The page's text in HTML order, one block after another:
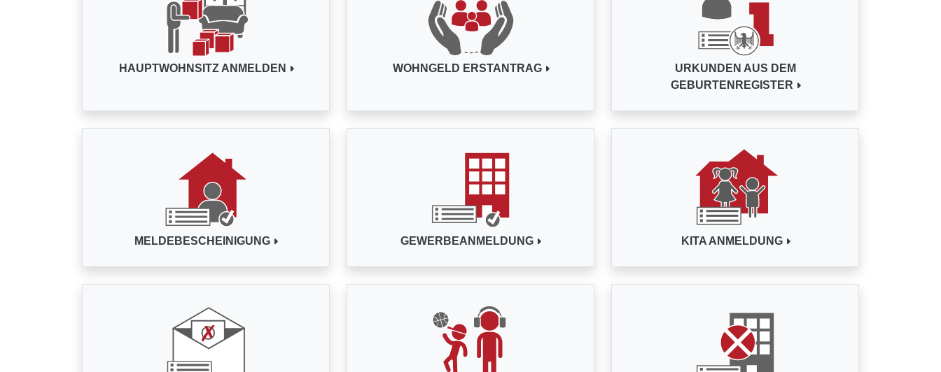
HAUPTWOHNSITZ ANMELDEN WOHNGELD ERSTANTRAG
URKUNDEN AUS DEM
GEBURTENREGISTER
MELDEBESCHEINIGUNG GEWERBEANMELDUNG KITA ANMELDUNG